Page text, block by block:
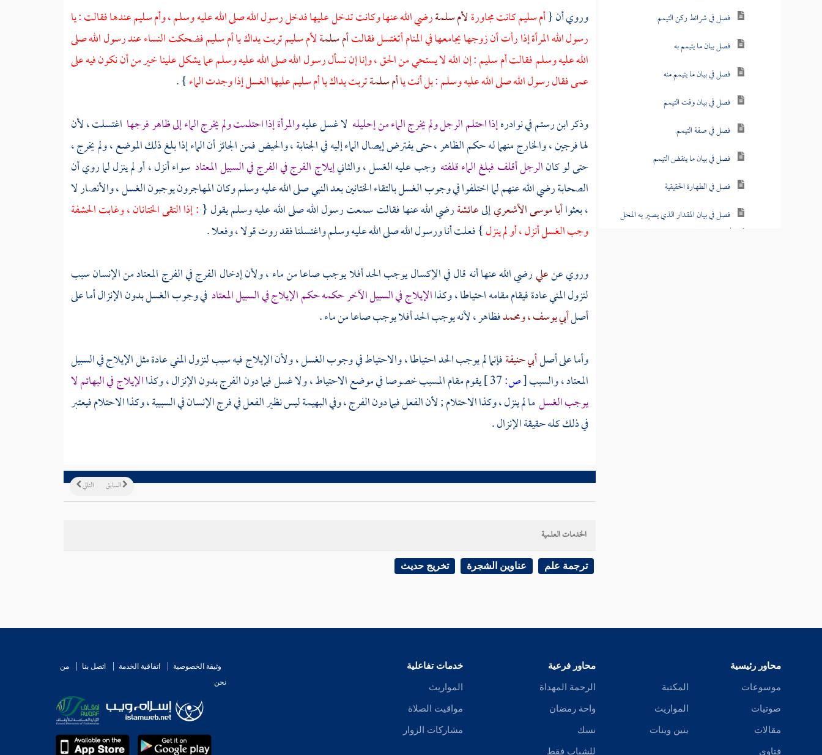
فصل في شرائط ركن التيمم
فصل بيان ما يتيمم به
فصل في بيان ما يتيمم منه
فصل في بيان وقت التيمم
فصل في صفة التيمم
فصل في بيان ما ينقض التيمم
فصل في الطهارة الحقيقية
فصل في بيان المقدار الذي يصير به المحل
نجسا
كتاب الرضاع
كتاب النفقة
كتاب الحضانة
كتاب الإعتاق
وروي أن {أم سليمكانت مجاورةلأم سلمةرضي الله عنها وكانت تدخل عليها فدخل رسول الله صلى الله عليه وسلم، وأم سليمعندها فقالت : يا
رسول الله المرأة إذا رأت أن زوجها يجامعها في المنام أتغتسل فقالتأم سلمةلأم سليمتربت يداك ياأم سليمفضحكت النساء عند رسول الله صلى
الله عليه وسلم فقالتأم سليم: إن الله لا يستحي من الحق ، وإنا إن نسأل رسول الله صلى الله عليه وسلم عما يشكل علينا خير من أن نكون فيه على
عمى فقال رسول الله صلى الله عليه وسلم : بل أنت ياأم سلمةتربت يداك ياأم سليمعليها الغسل إذا وجدت الماء} .
وذكرابن رستمفي نوادرهإذا احتلم الرجل ولم يخرج الماء من إحليله لا غسل عليهوالمرأة إذا احتلمت ولم يخرج الماء إلى ظاهر فرجها اغتسلت ، لأن
لها فرجين ، والخارج منهما له حكم الظاهر ، حتى يفترض إيصال الماء إليه في الجنابة ، والحيض فمن الجائز أن الماء إذا بلغ ذلك الموضع ، ولم يخرج ،
حتى لو كانالرجل أقلف فبلغ الماء قلفته وجب عليه الغسل ، والثانيإيلاج الفرج في الفرج في السبيل المعتاد سواء أنزل ، أو لم ينزل لما روي أن
الصحابة رضي الله عنهم لما اختلفوا في وجوب الغسل بالتقاء الختانين بعد النبي صلى الله عليه وسلم وكانالمهاجرونيوجبون الغسل، والأنصارلا
، بعثواأبا موسى الأشعريإلىعائشةرضي الله عنها فقالت سمعت رسول الله صلى الله عليه وسلم يقول {: إذا التقى الختانان ، وغابت الحشفة
وجب الغسل أنزل ، أو لم ينزل} فعلت أنا ورسول الله صلى الله عليه وسلم واغتسلنا فقد روت قولا ، وفعلا .
وروي عنعليرضي الله عنها أنه قال في الإكسال يوجب الحد أفلا يوجب صاعا من ماء ، ولأن إدخال الفرج في الفرج المعتاد من الإنسان سبب
لنزول المني عادة فيقام مقامه احتياطا ، وكذاالإيلاج في السبيل الآخر حكمه حكم الإيلاج في السبيل المعتادفي وجوب الغسل بدون الإنزال أما على
أصلأبي يوسف، ومحمدفظاهر ، لأنه يوجب الحد أفلا يوجب صاعا من ماء .
وأما على أصلأبي حنيفةفإنما لم يوجب الحد احتياطا ، والاحتياط في وجوب الغسل ، ولأن الإيلاج فيه سبب لنزول المني عادة مثل الإيلاج في السبيل
المعتاد ، والسبب[ص: يقوم مقام المسبب خصوصا في موضع الاحتياط ، ولا غسل فيما دون الفرج بدون الإنزال ، وكذاالإيلاج في البهائم لا
يوجب الغسلما لم ينزل ، وكذا الاحتلام ; لأن الفعل فيما دون الفرج ، وفي البهيمة ليس نظير الفعل في فرج الإنسان في السببية ، وكذا الاحتلام فيعتبر
في ذلك كله حقيقة الإنزال .
التالي السابق
الخدمات العلمية
ترجمة علم عناوين الشجرة تخريج حديث
محاور رئيسية
موسوعات
صوتيات
مقالات
فتاوى
المكتبة
المواريث
بنين وبنات
محاور فرعية
الرحمة المهداة
واحة رمضان
نسك
للشباب فقط
خدمات تفاعلية
المواريث
مواقيت الصلاة
مشاركات الزوار
وثيقة الخصوصية اتفاقية الخدمة اتصل بنا
من
نحن